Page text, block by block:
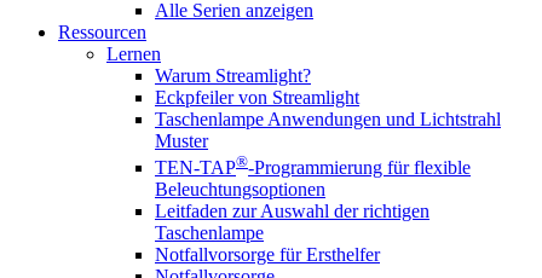
Alle Serien anzeigen
Ressourcen
Lernen
Warum Streamlight?
Eckpfeiler von Streamlight
Taschenlampe Anwendungen und Lichtstrahl
Muster
TEN-TAP®-Programmierung für flexible
Beleuchtungsoptionen
Leitfaden zur Auswahl der richtigen
Taschenlampe
Notfallvorsorge für Ersthelfer